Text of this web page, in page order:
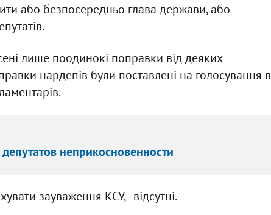
або безпосередньо глава держави, або
лише поодинокі поправки від деяких
нардепів були поставлені на голосування в
неприкосновенности
зауваження КСУ, - відсутні.